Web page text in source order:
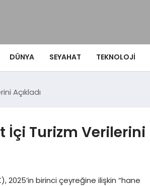
DÜNYA SEYAHAT TEKNOLOJI
Açıkladı
İçi Turizm Verilerini
2025’in birinci çeyreğine ilişkin “hane